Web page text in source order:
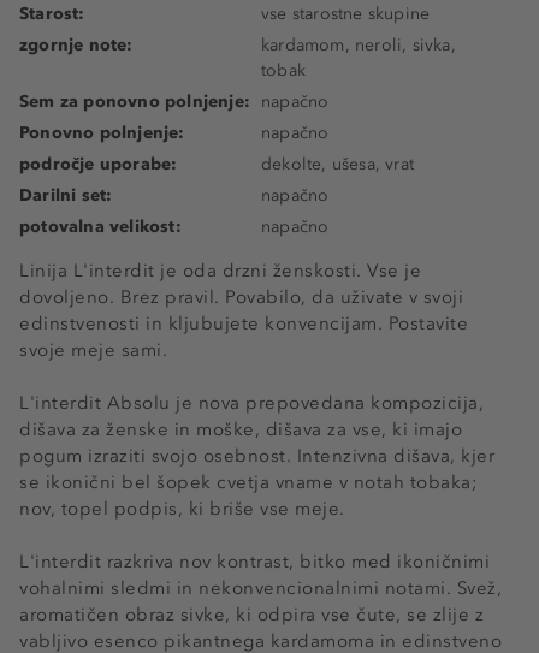
Linija L'interdit je oda drzni ženskosti. Vse je
dovoljeno. Brez pravil. Povabilo, da uživate v svoji
edinstvenosti in kljubujete konvencijam. Postavite
svoje meje sami.
L'interdit Absolu je nova prepovedana kompozicija,
dišava za ženske in moške, dišava za vse, ki imajo
pogum izraziti svojo osebnost. Intenzivna dišava, kjer
se ikonični bel šopek cvetja vname v notah tobaka;
nov, topel podpis, ki briše vse meje.
L'interdit razkriva nov kontrast, bitko med ikoničnimi
vohalnimi sledmi in nekonvencionalnimi notami. Svež,
aromatičen obraz sivke, ki odpira vse čute, se zlije z
vabljivo esenco pikantnega kardamoma in edinstveno
Starost:
vse starostne skupine
zgornje note:
kardamom, neroli, sivka,
tobak
Sem za ponovno polnjenje:
napačno
Ponovno polnjenje:
napačno
področje uporabe:
dekolte, ušesa, vrat
Darilni set:
napačno
potovalna velikost:
napačno